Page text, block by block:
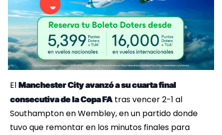
El Manchester City avanzó a su cuarta final
consecutiva de la Copa FAtras vencer 2-1 al
Southampton en Wembley, en un partido donde
tuvo que remontar en los minutos finales para